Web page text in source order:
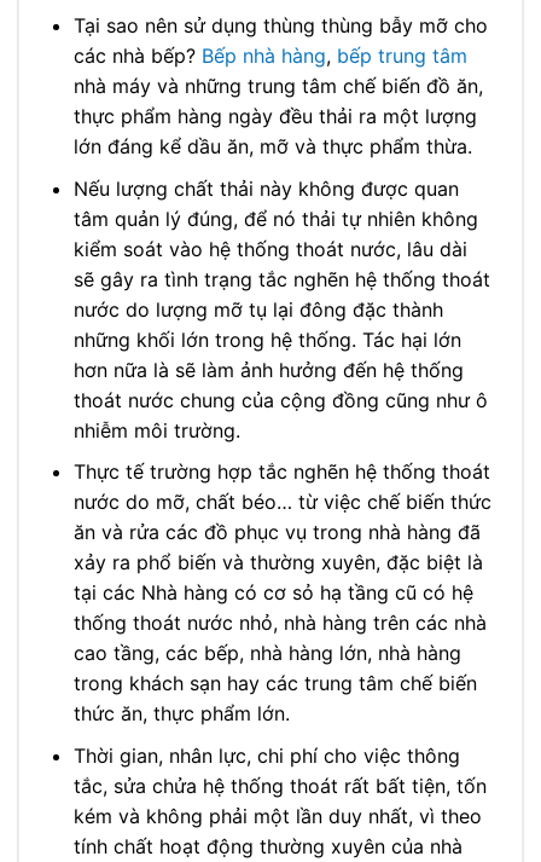
Tại sao nên sử dụng thùng thùng bẫy mỡ cho
các nhà bếp? Bếp nhà hàng, bếp trung tâm
nhà máy và những trung tâm chế biến đồ ăn,
thực phẩm hàng ngày đều thải ra một lượng
lớn đáng kể dầu ăn, mỡ và thực phẩm thừa.
Nếu lượng chất thải này không được quan
tâm quản lý đúng, để nó thải tự nhiên không
kiểm soát vào hệ thống thoát nước, lâu dài
sẽ gây ra tình trạng tắc nghẽn hệ thống thoát
nước do lượng mỡ tụ lại đông đặc thành
những khối lớn trong hệ thống. Tác hại lớn
hơn nữa là sẽ làm ảnh hưởng đến hệ thống
thoát nước chung của cộng đồng cũng như ô
nhiễm môi trường.
Thực tế trường hợp tắc nghẽn hệ thống thoát
nước do mỡ, chất béo… từ việc chế biến thức
ăn và rửa các đồ phục vụ trong nhà hàng đã
xảy ra phổ biến và thường xuyên, đặc biệt là
tại các Nhà hàng có cơ sỏ hạ tầng cũ có hệ
thống thoát nước nhỏ, nhà hàng trên các nhà
cao tầng, các bếp, nhà hàng lớn, nhà hàng
trong khách sạn hay các trung tâm chế biến
thức ăn, thực phẩm lớn.
Thời gian, nhân lực, chi phí cho việc thông
tắc, sửa chửa hệ thống thoát rất bất tiện, tốn
kém và không phải một lần duy nhất, vì theo
tính chất hoạt động thường xuyên của nhà